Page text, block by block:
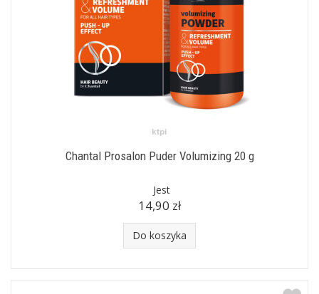
Chantal Prosalon Puder Volumizing 20 g
Jest
14,90 zł
Do koszyka